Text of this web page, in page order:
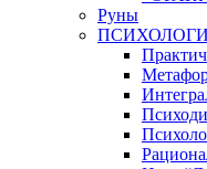
Руны